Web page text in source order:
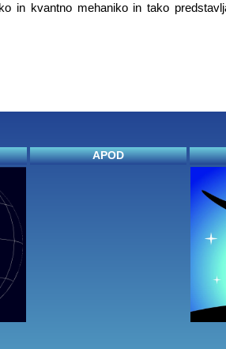
in kvantno mehaniko in tako
APOD